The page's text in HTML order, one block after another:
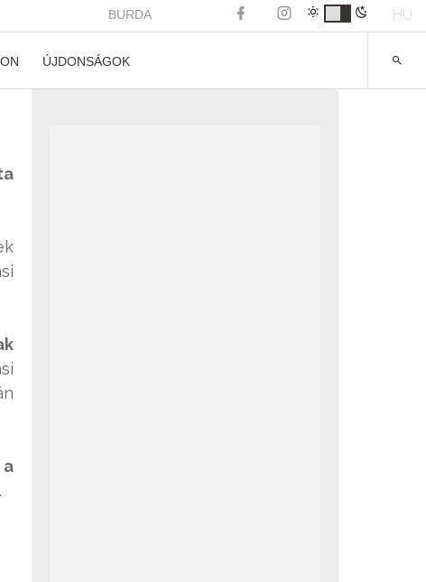
BURDA HU
ÚJDONSÁGOK